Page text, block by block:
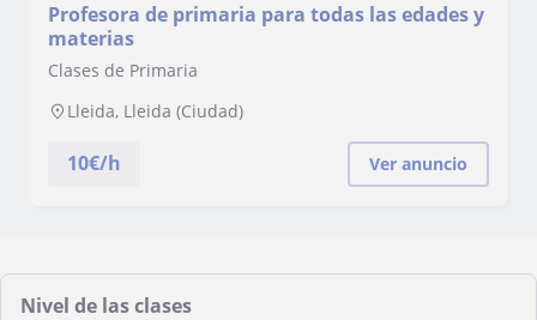
Profesora de primaria para todas las edades y
materias
Clases de Primaria
Lleida, Lleida (Ciudad)
10€/h Ver anuncio
Nivel de las clases